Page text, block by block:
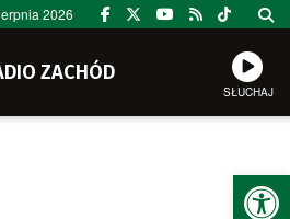
2026
ZACHÓD
SŁUCHAJ